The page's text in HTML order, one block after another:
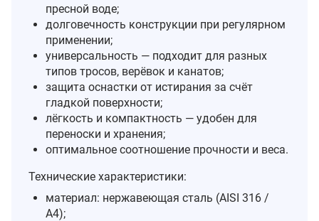
пресной воде;
долговечность конструкции при регулярном
применении;
универсальность — подходит для разных
типов тросов, верёвок и канатов;
защита оснастки от истирания за счёт
гладкой поверхности;
лёгкость и компактность — удобен для
переноски и хранения;
оптимальное соотношение прочности и веса.
Технические характеристики:
материал: нержавеющая сталь (AISI 316 /
A4);